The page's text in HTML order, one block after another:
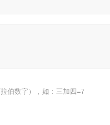
伯数字），如：三加四=7